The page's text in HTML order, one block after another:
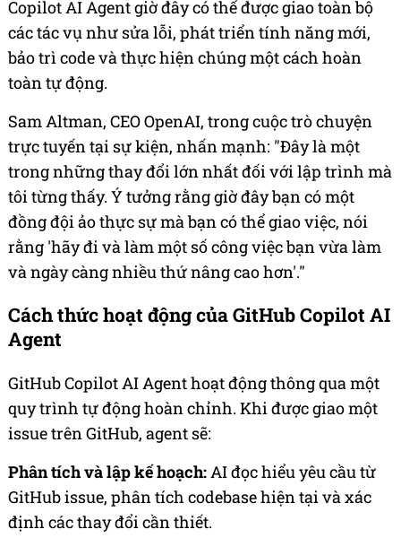
Copilot AI Agent giờ đây có thể được giao toàn bộ
các tác vụ như sửa lỗi, phát triển tính năng mới,
bảo trì code và thực hiện chúng một cách hoàn
toàn tự động.
Sam Altman, CEO OpenAI, trong cuộc trò chuyện
trực tuyến tại sự kiện, nhấn mạnh: "Đây là một
trong những thay đổi lớn nhất đối với lập trình mà
tôi từng thấy. Ý tưởng rằng giờ đây bạn có một
đồng đội ảo thực sự mà bạn có thể giao việc, nói
rằng 'hãy đi và làm một số công việc bạn vừa làm
và ngày càng nhiều thứ nâng cao hơn'."
Cách thức hoạt động của GitHub Copilot AI
Agent
GitHub Copilot AI Agent hoạt động thông qua một
quy trình tự động hoàn chỉnh. Khi được giao một
issue trên GitHub, agent sẽ:
Phân tích và lập kế hoạch:AI đọc hiểu yêu cầu từ
GitHub issue, phân tích codebase hiện tại và xác
định các thay đổi cần thiết.